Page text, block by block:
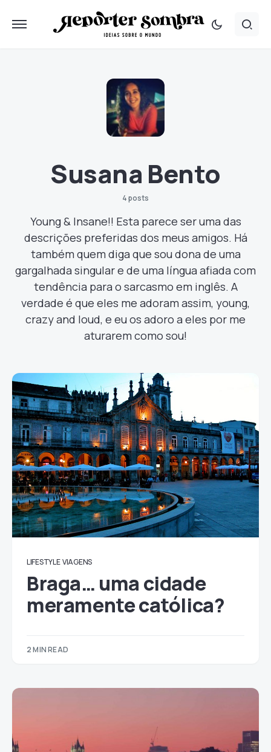
Susana Bento
4 posts
Young & Insane!! Esta parece ser uma das
descrições preferidas dos meus amigos. Há
também quem diga que sou dona de uma
gargalhada singular e de uma língua afiada com
tendência para o sarcasmo em inglês. A
verdade é que eles me adoram assim, young,
crazy and loud, e eu os adoro a eles por me
aturarem como sou!
LIFESTYLE VIAGENS
Braga… uma cidade
meramente católica?
2 MIN READ